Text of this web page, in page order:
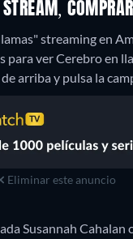
streaming en
ver Cerebro en
arriba y pulsa la
Eliminar este anuncio
Susannah Cahalan